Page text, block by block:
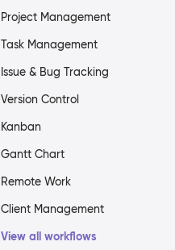
Project Management
Task Management
Issue & Bug Tracking
Version Control
Kanban
Gantt Chart
Remote Work
Client Management
View all workflows